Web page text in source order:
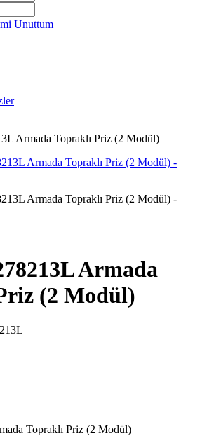
Unuttum
Armada Topraklı Priz (2 Modül)
Armada
(2 Modül)
Topraklı Priz (2 Modül)